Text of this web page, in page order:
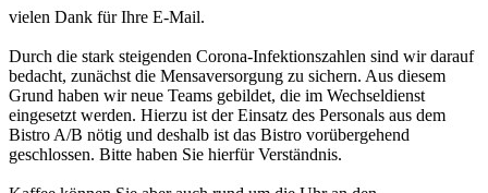
vielen Dank für Ihre E-Mail.
Durch die stark steigenden Corona-Infektionszahlen sind wir darauf
bedacht, zunächst die Mensaversorgung zu sichern. Aus diesem
Grund haben wir neue Teams gebildet, die im Wechseldienst
eingesetzt werden. Hierzu ist der Einsatz des Personals aus dem
Bistro A/B nötig und deshalb ist das Bistro vorübergehend
geschlossen. Bitte haben Sie hierfür Verständnis.